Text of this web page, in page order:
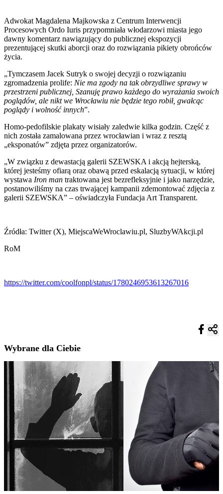
Adwokat Magdalena Majkowska z Centrum Interwencji
Procesowych Ordo Iuris przypomniała włodarzowi miasta jego
dawny komentarz nawiązujący do publicznej ekspozycji
prezentującej skutki aborcji oraz do rozwiązania pikiety obrońców
życia.
„Tymczasem Jacek Sutryk o swojej decyzji o rozwiązaniu
zgromadzenia prolife: Nie ma zgody na tak obrzydliwe sprawy w
przestrzeni publicznej, Szanuję prawo każdego do wyrażania swoich
poglądów, ale nikt we Wrocławiu nie będzie tego robił, gwałcąc
poglądy i wolność innych”.
Homo-pedofilskie plakaty wisiały zaledwie kilka godzin. Część z
nich została zamalowana przez wrocławian i wraz z resztą
„eksponatów” zdjęta przez organizatorów.
„W związku z dewastacją galerii SZEWSKA i akcją hejterską,
której jesteśmy ofiarą oraz obawą przed eskalacją sytuacji, w której
wystawa Iron man traktowana jest bezrefleksyjnie i jako narzędzie,
postanowiliśmy na czas trwającej kampanii zdemontować zdjęcia z
galerii SZEWSKA” – oświadczyła Fundacja Art Transparent.
Źródła: Twitter (X), MiejscaWeWroclawiu.pl, SluzbyWAkcji.pl
RoM
https://twitter.com/coolfonpl/status/1780246953613267016
Wybrane dla Ciebie